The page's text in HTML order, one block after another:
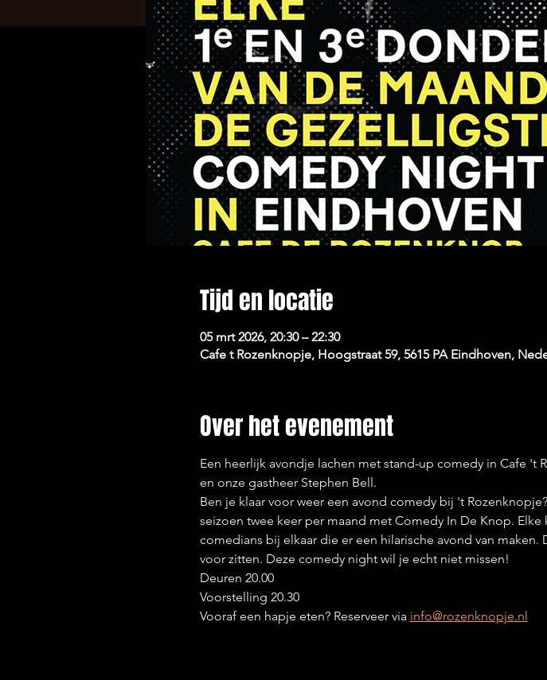
Tijd en locatie
05 mrt 2026, 20:30 – 22:30
Cafe t Rozenknopje, Hoogstraat 59, 5615 PA Eindhoven,
Over het evenement
Een heerlijk avondje lachen met stand-up comedy in Cafe 't
en onze gastheer Stephen Bell.
Ben je klaar voor weer een avond comedy bij 't
seizoen twee keer per maand met Comedy In De Knop.
comedians bij elkaar die er een hilarische avond van
voor zitten. Deze comedy night wil je echt niet missen!
Deuren 20.00
Voorstelling 20.30
Vooraf een hapje eten? Reserveer via info@rozenknopje.nl